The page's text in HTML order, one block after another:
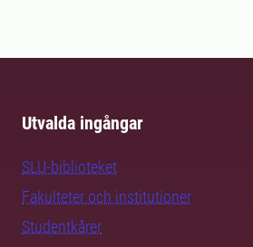
Utvalda ingångar
SLU-biblioteket
Fakulteter och institutioner
Studentkårer